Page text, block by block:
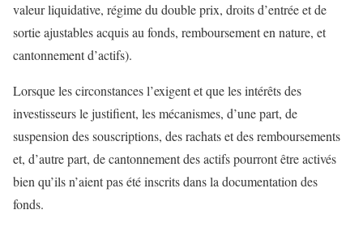
valeur liquidative, régime du double prix, droits d’entrée et de
sortie ajustables acquis au fonds, remboursement en nature, et
cantonnement d’actifs).
Lorsque les circonstances l’exigent et que les intérêts des
investisseurs le justifient, les mécanismes, d’une part, de
suspension des souscriptions, des rachats et des remboursements
et, d’autre part, de cantonnement des actifs pourront être activés
bien qu’ils n’aient pas été inscrits dans la documentation des
fonds.